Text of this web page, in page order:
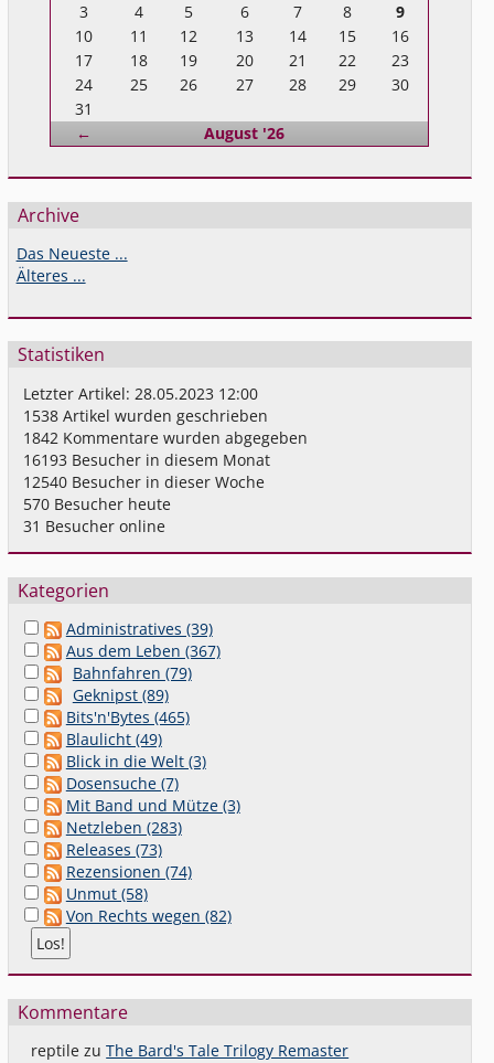
← August '26
3
4 5 6 7 8
9
10
11 12 13 14 15
16
17
18 19 20 21 22
23
24
25 26 27 28 29
30
31
Archive
Das Neueste ...
Älteres ...
Statistiken
Letzter Artikel: 28.05.2023 12:00
1538 Artikel wurden geschrieben
1842 Kommentare wurden abgegeben
16193 Besucher in diesem Monat
12540 Besucher in dieser Woche
570 Besucher heute
31 Besucher online
Kategorien
Administratives (39)
Aus dem Leben (367)
Bahnfahren (79)
Geknipst (89)
Bits'n'Bytes (465)
Blaulicht (49)
Blick in die Welt (3)
Dosensuche (7)
Mit Band und Mütze (3)
Netzleben (283)
Releases (73)
Rezensionen (74)
Unmut (58)
Von Rechts wegen (82)
Kommentare
reptile zuThe Bard's Tale Trilogy Remaster